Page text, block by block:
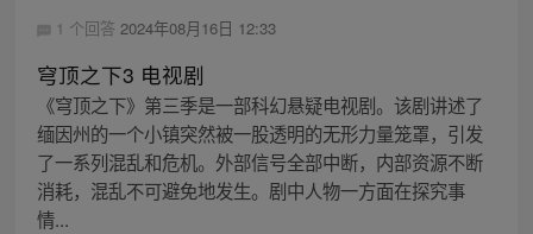
1 个回答 2024年08月16日 12:33
穹顶之下3 电视剧
《穹顶之下》第三季是一部科幻悬疑电视剧。该剧讲述了
缅因州的一个小镇突然被一股透明的无形力量笼罩，引发
了一系列混乱和危机。外部信号全部中断，内部资源不断
消耗，混乱不可避免地发生。剧中人物一方面在探究事
情...